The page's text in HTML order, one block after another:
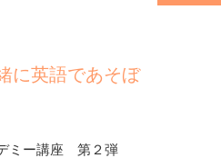
に英語であそぼ
ミー講座 第２弾